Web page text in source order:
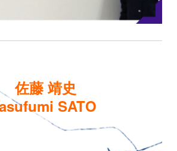
佐藤 靖史
SATO